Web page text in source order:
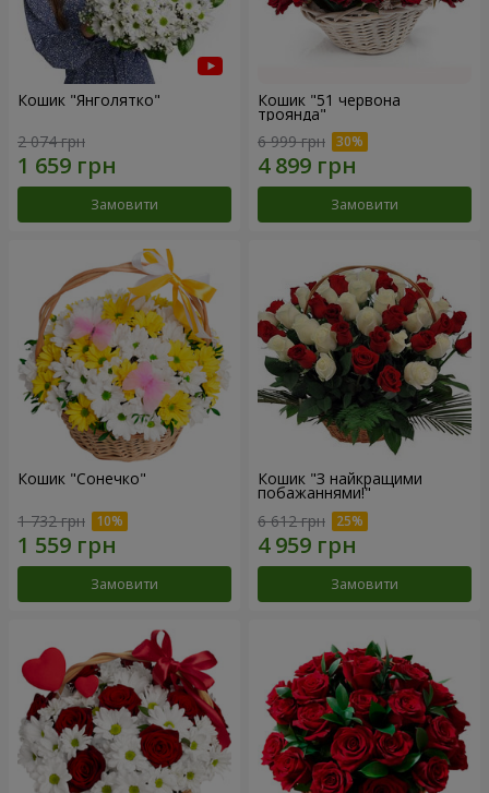
Кошик "Янголятко"
2 074 грн
Замовити
Кошик "51 червона
троянда"
6 999 грн
Замовити
Кошик "Сонечко"
1 732 грн
Замовити
Кошик "З найкращими
побажаннями!"
6 612 грн
Замовити